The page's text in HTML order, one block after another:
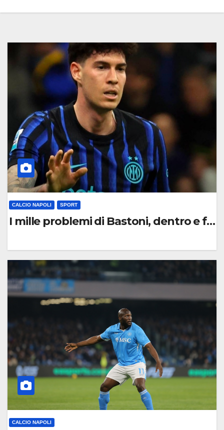
CALCIO NAPOLI SPORT
I mille problemi di Bastoni, dentro e
0
O
M
N
O
CALCIO NAPOLI